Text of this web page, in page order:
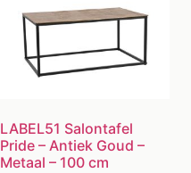
LABEL51 Salontafel
Pride – Antiek Goud –
Metaal – 100 cm